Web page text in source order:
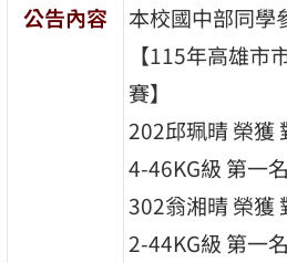
公告內容
本校國中部同學
【115年高雄市
賽】
202邱珮晴 榮獲
4-46KG級 第一名
302翁湘晴 榮獲
2-44KG級 第一名